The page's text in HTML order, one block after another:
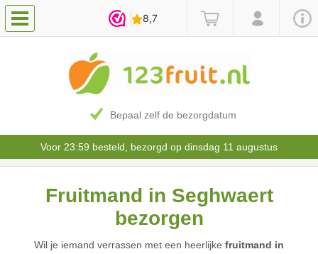
Bepaal zelf de bezorgdatum
Voor 23:59 besteld, bezorgd op dinsdag 11 augustus
Fruitmand in Seghwaert
bezorgen
Wil je iemand verrassen met een heerlijke fruitmand in